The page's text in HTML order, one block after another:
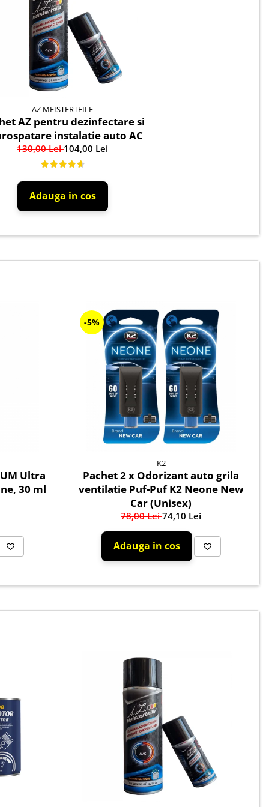
AZ MEISTERTEILE
AZ pentru dezinfectare si
instalatie auto AC
130,00 Lei104,00 Lei
Adauga in cos
Ultra
30 ml
-5%
K2
Pachet 2 x Odorizant auto grila
ventilatie Puf-Puf K2 Neone New
Car (Unisex)
78,00 Lei74,10 Lei
Adauga in cos